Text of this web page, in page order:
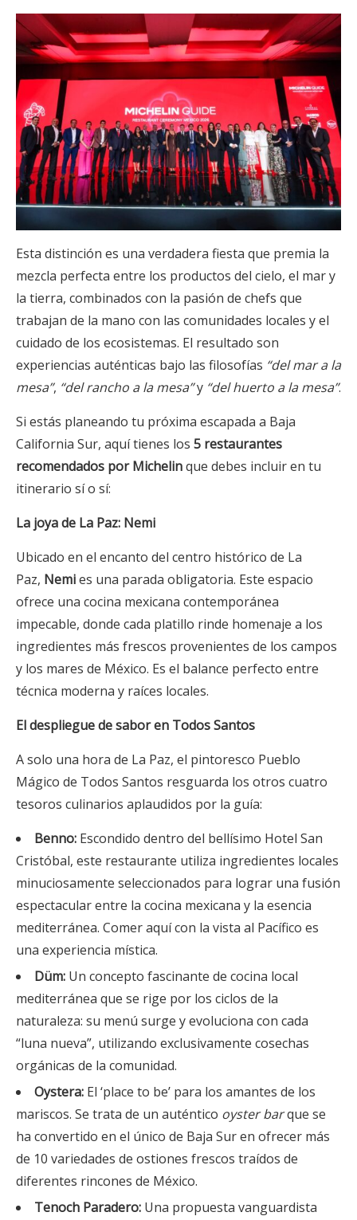
Esta distinción es una verdadera fiesta que premia la
mezcla perfecta entre los productos del cielo, el mar y
la tierra, combinados con la pasión de chefs que
trabajan de la mano con las comunidades locales y el
cuidado de los ecosistemas. El resultado son
experiencias auténticas bajo las filosofías “del mar a la
mesa”, “del rancho a la mesa”y “del huerto a la mesa”.
Si estás planeando tu próxima escapada a Baja
California Sur, aquí tienes los 5 restaurantes
recomendados por Michelinque debes incluir en tu
itinerario sí o sí:
La joya de La Paz: Nemi
Ubicado en el encanto del centro histórico de La
Paz, Nemies una parada obligatoria. Este espacio
ofrece una cocina mexicana contemporánea
impecable, donde cada platillo rinde homenaje a los
ingredientes más frescos provenientes de los campos
y los mares de México. Es el balance perfecto entre
técnica moderna y raíces locales.
El despliegue de sabor en Todos Santos
A solo una hora de La Paz, el pintoresco Pueblo
Mágico de Todos Santos resguarda los otros cuatro
tesoros culinarios aplaudidos por la guía:
Benno: Escondido dentro del bellísimo Hotel San
Cristóbal, este restaurante utiliza ingredientes locales
minuciosamente seleccionados para lograr una fusión
espectacular entre la cocina mexicana y la esencia
mediterránea. Comer aquí con la vista al Pacífico es
una experiencia mística.
Düm: Un concepto fascinante de cocina local
mediterránea que se rige por los ciclos de la
naturaleza: su menú surge y evoluciona con cada
“luna nueva”, utilizando exclusivamente cosechas
orgánicas de la comunidad.
Oystera: El ‘place to be’ para los amantes de los
mariscos. Se trata de un auténtico oyster barque se
ha convertido en el único de Baja Sur en ofrecer más
de 10 variedades de ostiones frescos traídos de
diferentes rincones de México.
Tenoch Paradero: Una propuesta vanguardista